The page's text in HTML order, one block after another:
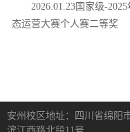
2026.01.23国家级-
态运营大赛个人赛二等奖
安州校区地址：四川省绵阳